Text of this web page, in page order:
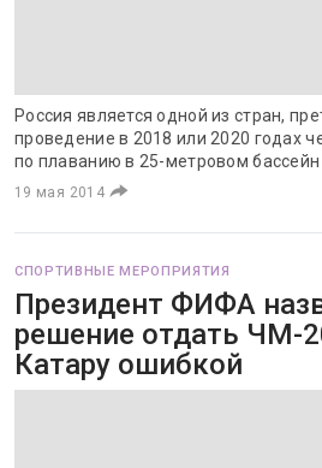
Россия является одной из стран,
проведение в 2018 или 2020 годах
по плаванию в 25-метровом бассейн
19 мая 2014
СПОРТИВНЫЕ МЕРОПРИЯТИЯ
Президент ФИФА
решение отдать ЧМ-
Катару ошибкой